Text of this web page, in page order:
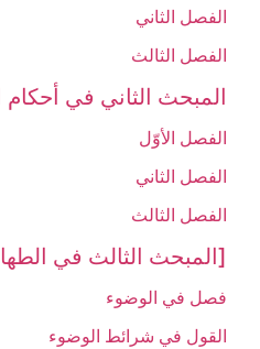
الفصل الثاني‏
الفصل الثالث‏
المبحث الثاني في
الفصل الأوّل‏
الفصل الثاني‏
الفصل الثالث‏
[المبحث الثالث في
فصل في الوضوء
القول في شرائط الوضوء